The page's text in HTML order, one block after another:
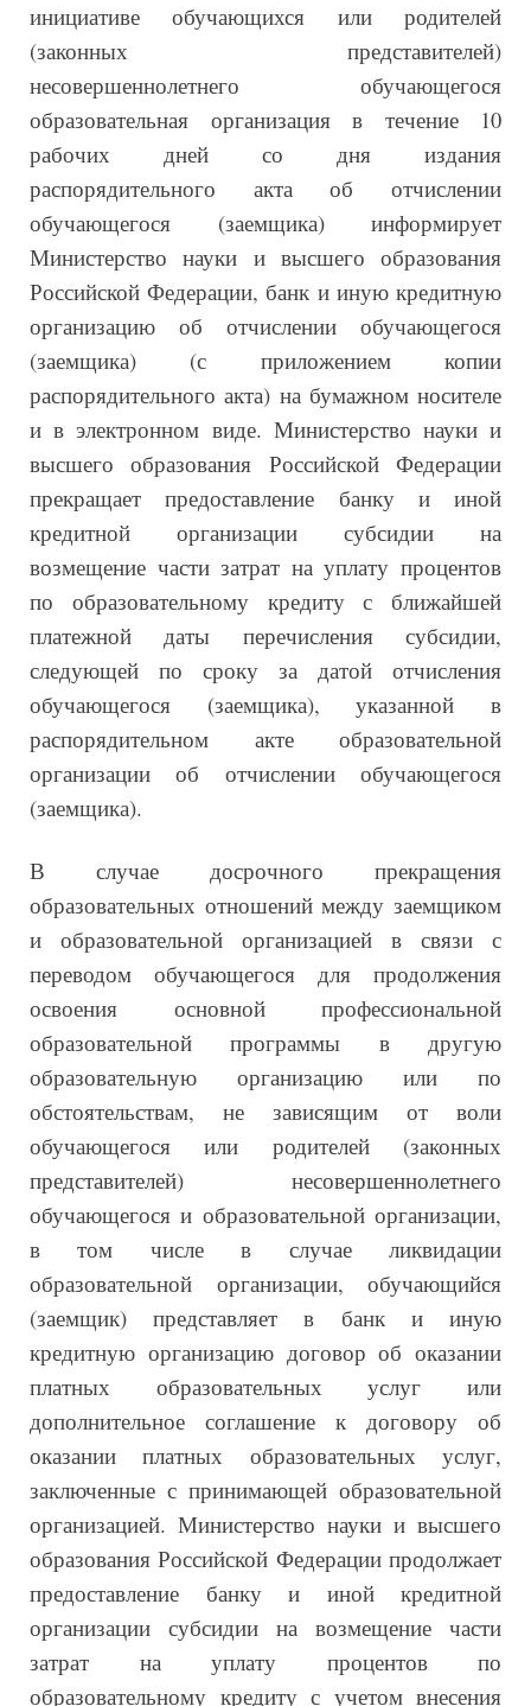
инициативе обучающихся или родителей
(законных представителей)
несовершеннолетнего обучающегося
образовательная организация в течение 10
рабочих дней со дня издания
распорядительного акта об отчислении
обучающегося (заемщика) информирует
Министерство науки и высшего образования
Российской Федерации, банк и иную кредитную
организацию об отчислении обучающегося
(заемщика) (с приложением копии
распорядительного акта) на бумажном носителе
и в электронном виде. Министерство науки и
высшего образования Российской Федерации
прекращает предоставление банку и иной
кредитной организации субсидии на
возмещение части затрат на уплату процентов
по образовательному кредиту с ближайшей
платежной даты перечисления субсидии,
следующей по сроку за датой отчисления
обучающегося (заемщика), указанной в
распорядительном акте образовательной
организации об отчислении обучающегося
(заемщика).
В случае досрочного прекращения
образовательных отношений между заемщиком
и образовательной организацией в связи с
переводом обучающегося для продолжения
освоения основной профессиональной
образовательной программы в другую
образовательную организацию или по
обстоятельствам, не зависящим от воли
обучающегося или родителей (законных
представителей) несовершеннолетнего
обучающегося и образовательной организации,
в том числе в случае ликвидации
образовательной организации, обучающийся
(заемщик) представляет в банк и иную
кредитную организацию договор об оказании
платных образовательных услуг или
дополнительное соглашение к договору об
оказании платных образовательных услуг,
заключенные с принимающей образовательной
организацией. Министерство науки и высшего
образования Российской Федерации продолжает
предоставление банку и иной кредитной
организации субсидии на возмещение части
затрат на уплату процентов по
образовательному кредиту с учетом внесения